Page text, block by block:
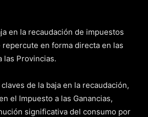
en la recaudación de impuestos
en forma directa en las
las Provincias.
de la baja en la recaudación,
el Impuesto a las Ganancias,
significativa del consumo por